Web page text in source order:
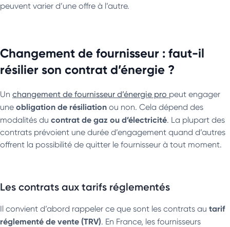
peuvent varier d’une offre à l’autre.
Changement de fournisseur : faut-il
résilier son contrat d’énergie ?
Un changement de fournisseur d’énergie pro peut engager
une obligation de résiliation ou non. Cela dépend des
modalités du contrat de gaz ou d’électricité. La plupart des
contrats prévoient une durée d’engagement quand d’autres
offrent la possibilité de quitter le fournisseur à tout moment.
Les contrats aux tarifs réglementés
Il convient d’abord rappeler ce que sont les contrats au tarif
réglementé de vente (TRV). En France, les fournisseurs